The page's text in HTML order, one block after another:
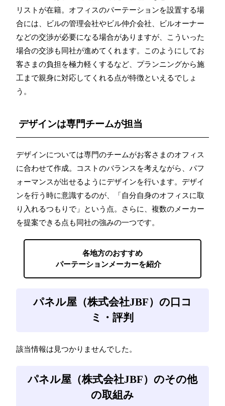
リストが在籍。オフィスのパーテーションを設置する場
合には、ビルの管理会社やビル仲介会社、ビルオーナー
などの交渉が必要になる場合がありますが、こういった
場合の交渉も同社が進めてくれます。このようにしてお
客さまの負担を極力軽くするなど、プランニングから施
工まで親身に対応してくれる点が特徴といえるでしょ
う。
デザインは専門チームが担当
デザインについては専門のチームがお客さまのオフィス
に合わせて作成。コストのバランスを考えながら、パフ
ォーマンスが出せるようにデザインを行います。デザイ
ンを行う時に意識するのが、「自分自身のオフィスに取
り入れるつもりで」という点。さらに、複数のメーカー
を提案できる点も同社の強みの一つです。
各地方のおすすめ
パーテーションメーカーを紹介
パネル屋（株式会社JBF）の口コ
ミ・評判
該当情報は見つかりませんでした。
パネル屋（株式会社JBF）のその他
の取組み